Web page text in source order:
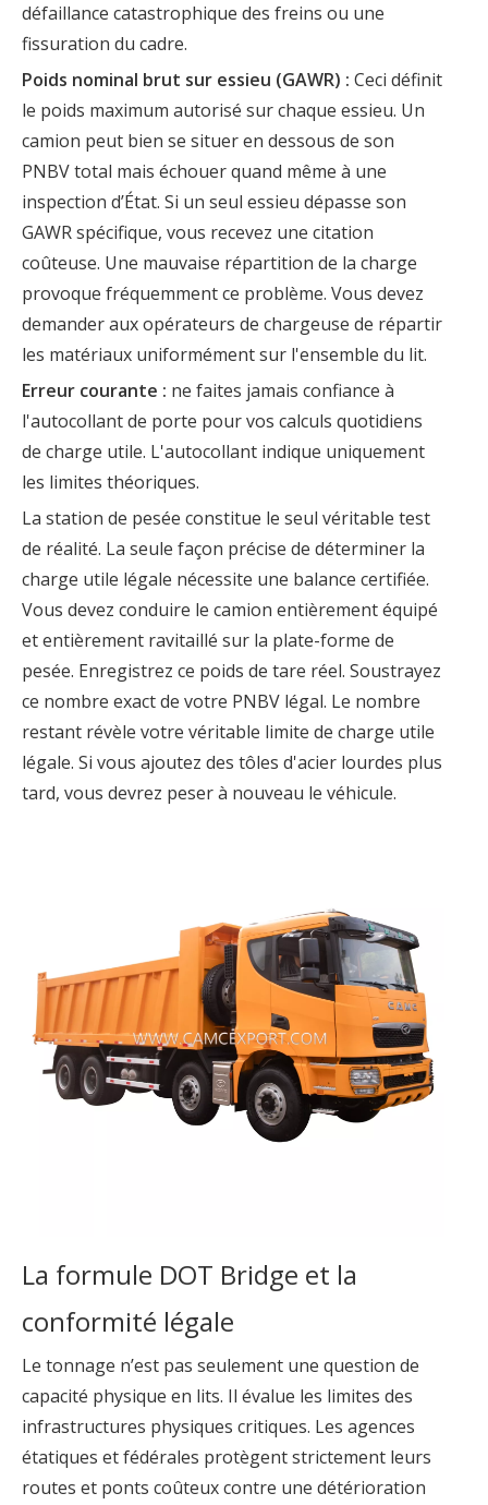
défaillance catastrophique des freins ou une
fissuration du cadre.
Poids nominal brut sur essieu (GAWR) : Ceci définit
le poids maximum autorisé sur chaque essieu. Un
camion peut bien se situer en dessous de son
PNBV total mais échouer quand même à une
inspection d’État. Si un seul essieu dépasse son
GAWR spécifique, vous recevez une citation
coûteuse. Une mauvaise répartition de la charge
provoque fréquemment ce problème. Vous devez
demander aux opérateurs de chargeuse de répartir
les matériaux uniformément sur l'ensemble du lit.
Erreur courante : ne faites jamais confiance à
l'autocollant de porte pour vos calculs quotidiens
de charge utile. L'autocollant indique uniquement
les limites théoriques.
La station de pesée constitue le seul véritable test
de réalité. La seule façon précise de déterminer la
charge utile légale nécessite une balance certifiée.
Vous devez conduire le camion entièrement équipé
et entièrement ravitaillé sur la plate-forme de
pesée. Enregistrez ce poids de tare réel. Soustrayez
ce nombre exact de votre PNBV légal. Le nombre
restant révèle votre véritable limite de charge utile
légale. Si vous ajoutez des tôles d'acier lourdes plus
tard, vous devrez peser à nouveau le véhicule.
La formule DOT Bridge et la
conformité légale
Le tonnage n’est pas seulement une question de
capacité physique en lits. Il évalue les limites des
infrastructures physiques critiques. Les agences
étatiques et fédérales protègent strictement leurs
routes et ponts coûteux contre une détérioration